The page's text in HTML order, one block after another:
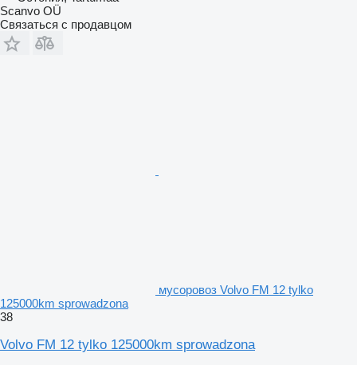
Scanvo OÜ
Связаться с продавцом
мусоровоз Volvo FM 12 tylko
125000km sprowadzona
38
Volvo FM 12 tylko 125000km sprowadzona